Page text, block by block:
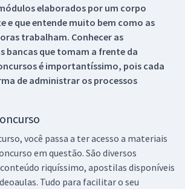
elaborados por um corpo
e que entende muito bem como as
trabalham. Conhecer as
bancas que tomam a frente da
é importantíssimo, pois cada
de administrar os processos
você passa a ter acesso a materiais
em questão. São diversos
riquíssimo, apostilas disponíveis
Tudo para facilitar o seu